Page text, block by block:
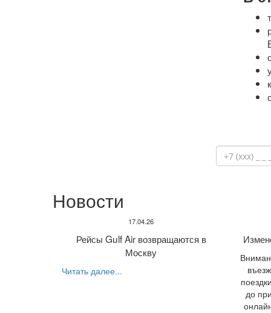
Новости
17.04.26
Рейсы Gulf Air возвращаются в
Москву
Читать далее...
до